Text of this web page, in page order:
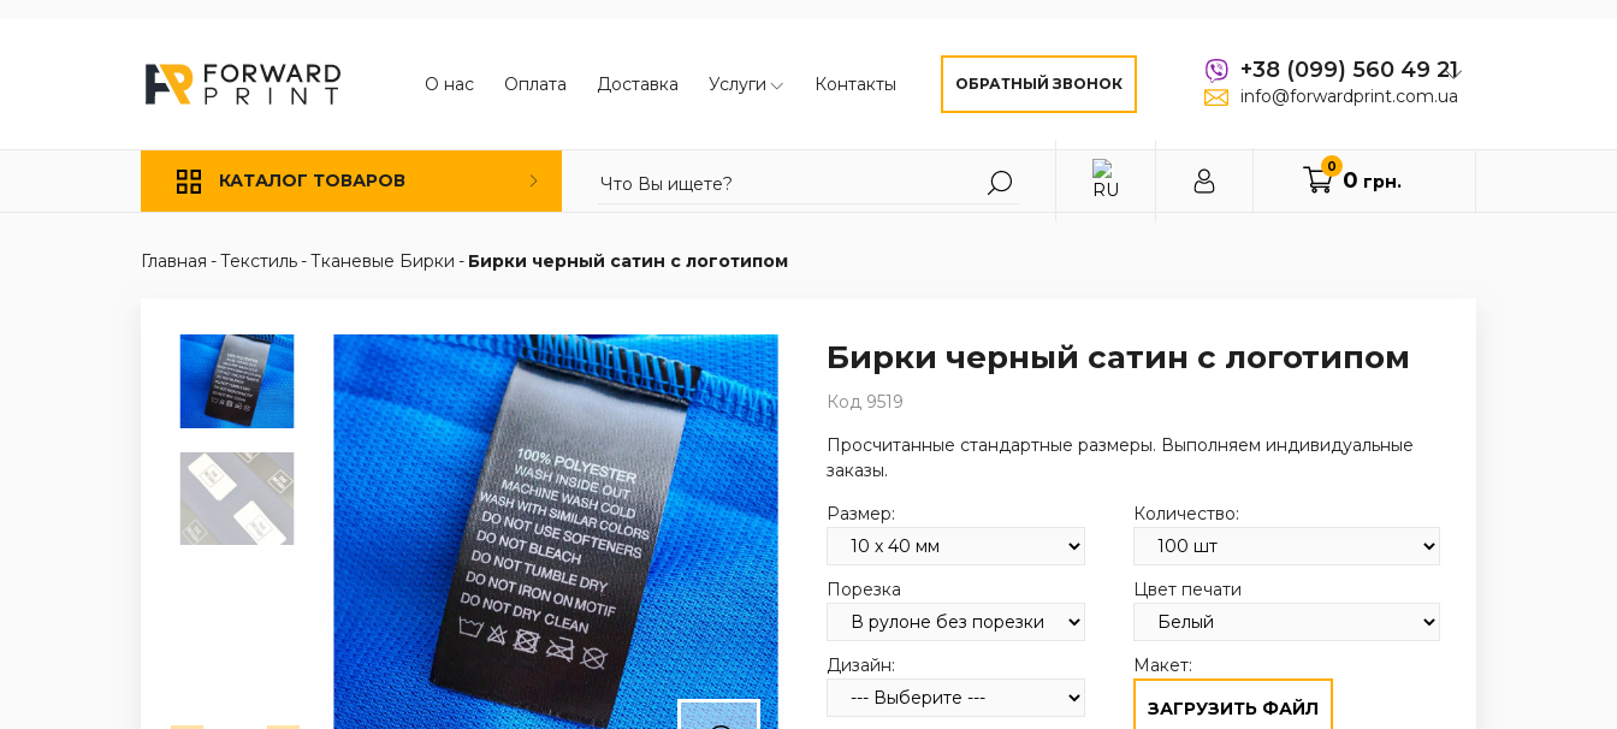
О нас Оплата Доставка Услуги Контакты ОБРАТНЫЙ ЗВОНОК
+38 (099) 560 49 21
info@forwardprint.com.ua
КАТАЛОГ ТОВАРОВ
0
0 грн.
Главная -Текстиль-Тканевые Бирки - Бирки черный сатин с логотипом
Бирки черный сатин с логотипом
Код 9519
Просчитанные стандартные размеры. Выполняем индивидуальные
заказы.
Размер:
Количество:
Порезка Цвет печати
Дизайн:
Макет:
ЗАГРУЗИТЬ ФАЙЛ